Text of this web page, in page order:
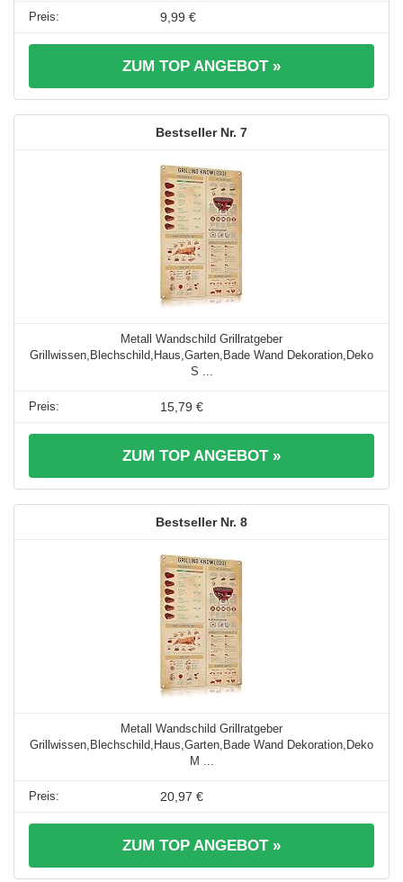
9,99 €
ZUM TOP ANGEBOT »
7
Metall Wandschild Grillratgeber
Grillwissen,Blechschild,Haus,Garten,Bade Wand Dekoration,Deko
S ...
15,79 €
ZUM TOP ANGEBOT »
8
Metall Wandschild Grillratgeber
Grillwissen,Blechschild,Haus,Garten,Bade Wand Dekoration,Deko
M ...
20,97 €
ZUM TOP ANGEBOT »